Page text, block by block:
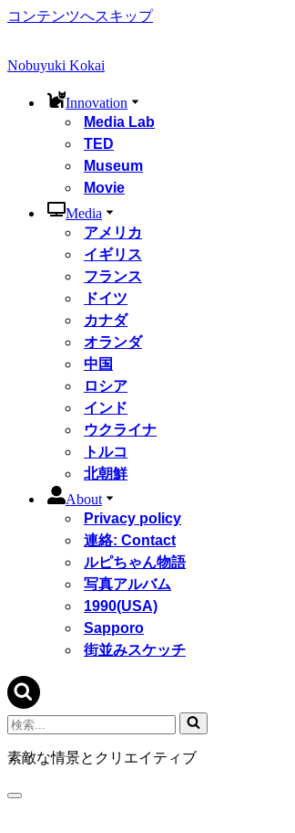
コンテンツへスキップ
Nobuyuki Kokai
Innovation
Media Lab
TED
Museum
Movie
Media
アメリカ
イギリス
フランス
ドイツ
カナダ
オランダ
中国
ロシア
インド
ウクライナ
トルコ
北朝鮮
About
Privacy policy
連絡: Contact
ルピちゃん物語
写真アルバム
1990(USA)
Sapporo
街並みスケッチ
検
索...
素敵な情景とクリエイティブ
ナ